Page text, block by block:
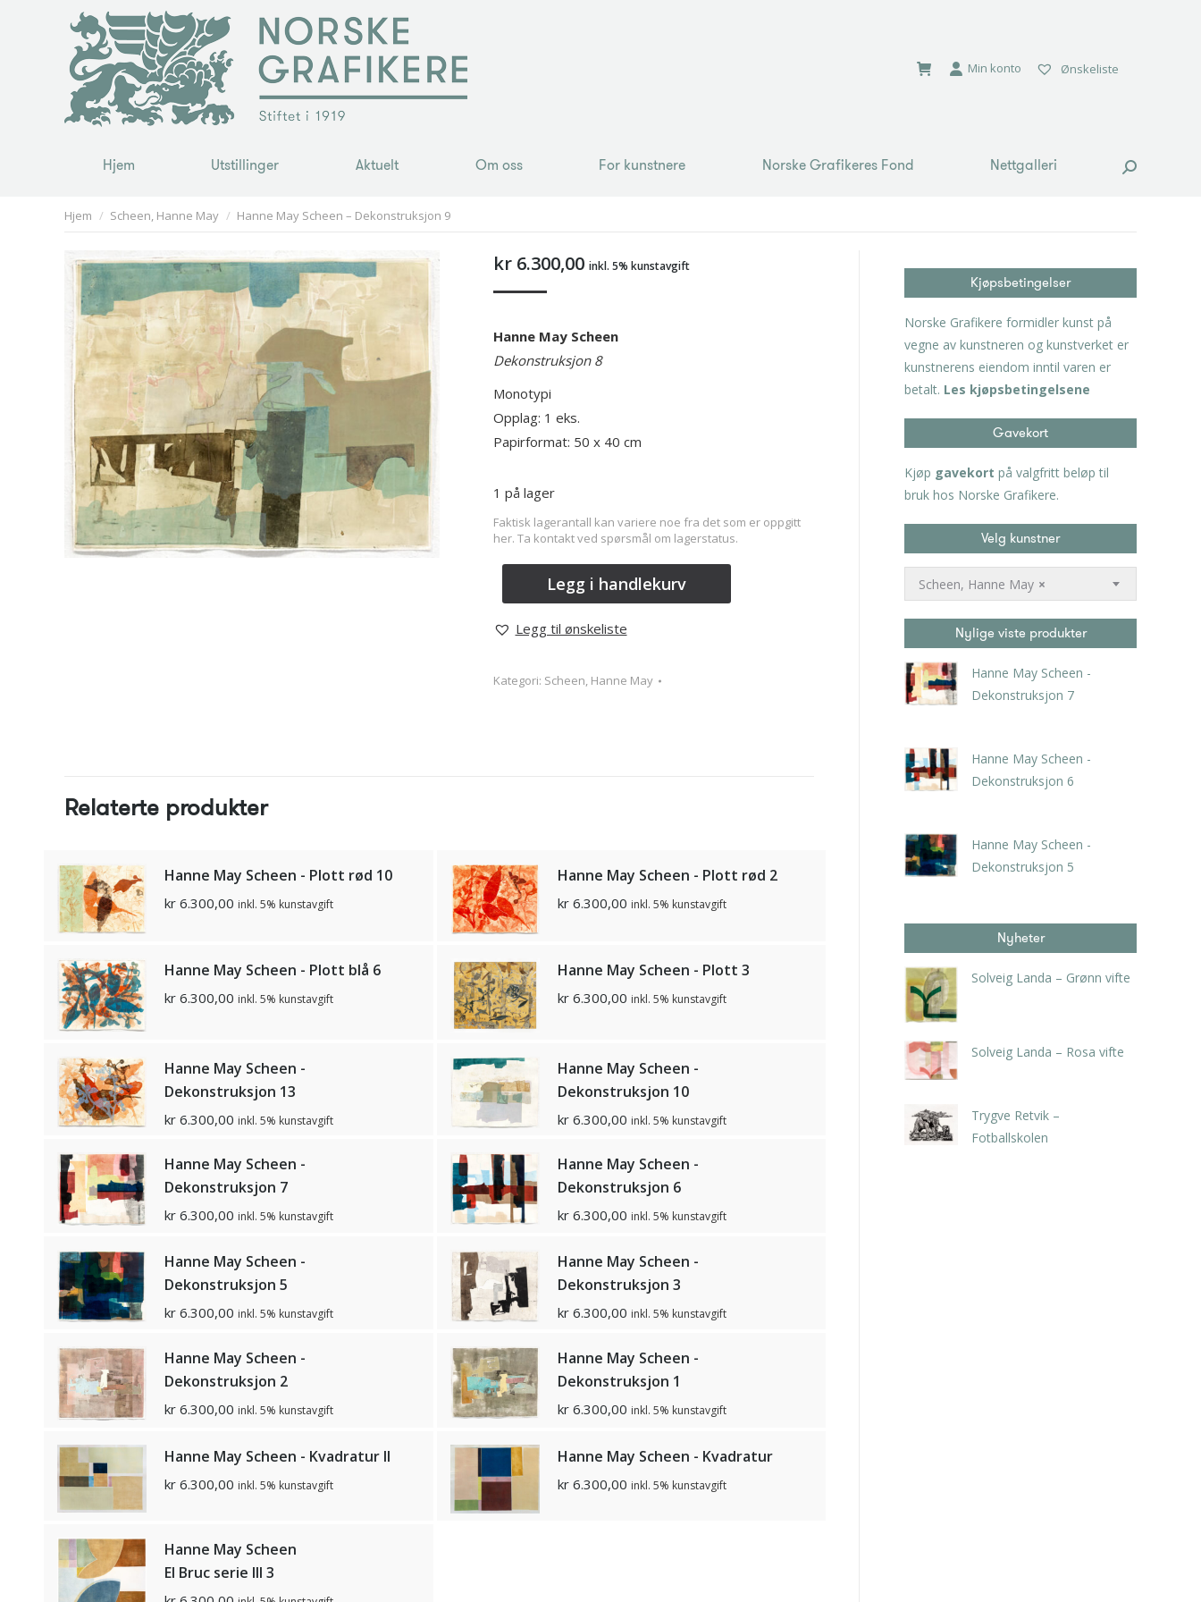
Min konto Ønskeliste
Hjem Utstillinger Aktuelt Om oss For kunstnere Norske Grafikeres Fond Nettgalleri Search:
You are here:
Hjem Scheen, Hanne May Hanne May Scheen – Dekonstruksjon 9
kr6.300,00 inkl. 5% kunstavgift
Hanne May Scheen
Dekonstruksjon 8
Monotypi
Opplag: 1 eks.
Papirformat: 50 x 40 cm
1 på lager
Faktisk lagerantall kan variere noe fra det som er oppgitt
her. Ta kontakt ved spørsmål om lagerstatus.
Legg i handlekurv
Legg til ønskeliste
Kategori: Scheen, Hanne May
Relaterte produkter
Hanne May Scheen - Plott rød 10
kr 6.300,00 inkl. 5% kunstavgift
Hanne May Scheen - Plott rød 2
kr6.300,00 inkl. 5% kunstavgift
Hanne May Scheen - Plott blå 6
kr 6.300,00 inkl. 5% kunstavgift
Hanne May Scheen - Plott 3
kr6.300,00 inkl. 5% kunstavgift
Hanne May Scheen -
Dekonstruksjon 13
kr 6.300,00 inkl. 5% kunstavgift
Hanne May Scheen -
Dekonstruksjon 10
kr6.300,00 inkl. 5% kunstavgift
Hanne May Scheen -
Dekonstruksjon 7
kr 6.300,00 inkl. 5% kunstavgift
Hanne May Scheen -
Dekonstruksjon 6
kr6.300,00 inkl. 5% kunstavgift
Hanne May Scheen -
Dekonstruksjon 5
kr 6.300,00 inkl. 5% kunstavgift
Hanne May Scheen -
Dekonstruksjon 3
kr6.300,00 inkl. 5% kunstavgift
Hanne May Scheen -
Dekonstruksjon 2
kr 6.300,00 inkl. 5% kunstavgift
Hanne May Scheen -
Dekonstruksjon 1
kr6.300,00 inkl. 5% kunstavgift
Hanne May Scheen - Kvadratur II
kr 6.300,00 inkl. 5% kunstavgift
Hanne May Scheen - Kvadratur
kr6.300,00 inkl. 5% kunstavgift
Hanne May Scheen
El Bruc serie lll 3
Kjøpsbetingelser
Norske Grafikere formidler kunst på
vegne av kunstneren og kunstverket er
kunstnerens eiendom inntil varen er
betalt. Les kjøpsbetingelsene
Gavekort
Kjøp gavekort på valgfritt beløp til
bruk hos Norske Grafikere.
Velg kunstner
×
Scheen, Hanne May
Nylige viste produkter
Hanne May Scheen -
Dekonstruksjon 7
Hanne May Scheen -
Dekonstruksjon 6
Hanne May Scheen -
Dekonstruksjon 5
Nyheter
Solveig Landa – Grønn vifte
Solveig Landa – Rosa vifte
Trygve Retvik –
Fotballskolen
Hjem Utstillinger Aktuelt